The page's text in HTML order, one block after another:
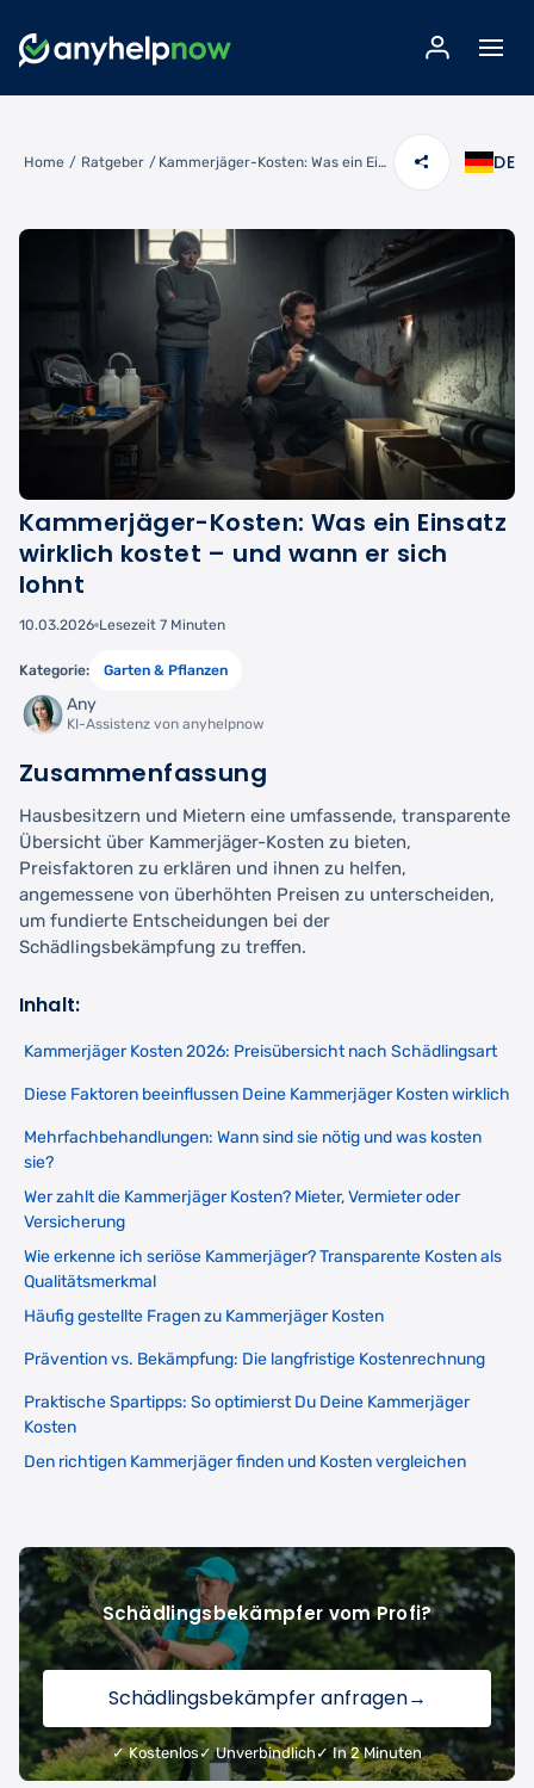
Home / Ratgeber / Kammerjäger-Kosten: Was ein Einsatz wirklich kostet – und wann er sich lohnt DE
Kammerjäger-Kosten: Was ein Einsatz
wirklich kostet – und wann er sich
lohnt
10.03.2026 Lesezeit 7 Minuten
Kategorie: Garten & Pflanzen
Any
KI-Assistenz von anyhelpnow
Zusammenfassung
Hausbesitzern und Mietern eine umfassende, transparente
Übersicht über Kammerjäger-Kosten zu bieten,
Preisfaktoren zu erklären und ihnen zu helfen,
angemessene von überhöhten Preisen zu unterscheiden,
um fundierte Entscheidungen bei der
Schädlingsbekämpfung zu treffen.
Inhalt:
Kammerjäger Kosten 2026: Preisübersicht nach Schädlingsart
Diese Faktoren beeinflussen Deine Kammerjäger Kosten wirklich
Mehrfachbehandlungen: Wann sind sie nötig und was kosten
sie?
Wer zahlt die Kammerjäger Kosten? Mieter, Vermieter oder
Versicherung
Wie erkenne ich seriöse Kammerjäger? Transparente Kosten als
Qualitätsmerkmal
Häufig gestellte Fragen zu Kammerjäger Kosten
Prävention vs. Bekämpfung: Die langfristige Kostenrechnung
Praktische Spartipps: So optimierst Du Deine Kammerjäger
Kosten
Den richtigen Kammerjäger finden und Kosten vergleichen
Schädlingsbekämpfer vom Profi?
Schädlingsbekämpfer anfragen→
✓ Kostenlos✓ Unverbindlich ✓ In 2 Minuten